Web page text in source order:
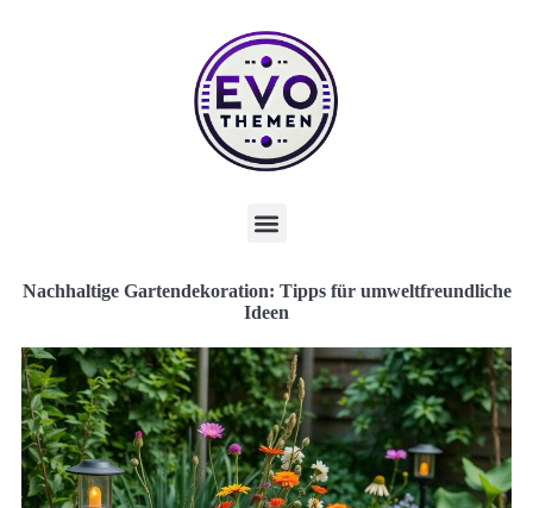
Nachhaltige Gartendekoration: Tipps für umweltfreundliche
Ideen